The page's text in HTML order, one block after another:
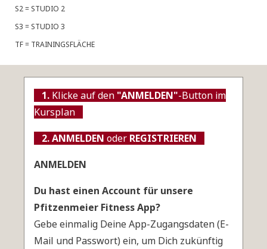
S2 = STUDIO 2
S3 = STUDIO 3
TF = TRAININGSFLÄCHE
1. Klicke auf den "ANMELDEN"-Button im
Kursplan
2. ANMELDEN oder REGISTRIEREN
ANMELDEN
Du hast einen Account für unsere
Pfitzenmeier Fitness App?
Gebe einmalig Deine App-Zugangsdaten (E-
Mail und Passwort) ein, um Dich zukünftig